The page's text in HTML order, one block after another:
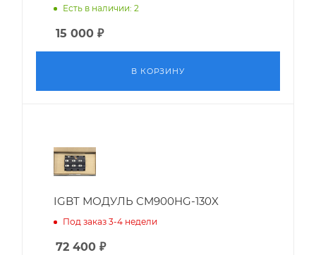
Есть в наличии: 2
15 000 ₽
В КОРЗИНУ
IGBT МОДУЛЬ CM900HG-130X
Под заказ 3-4 недели
72 400 ₽